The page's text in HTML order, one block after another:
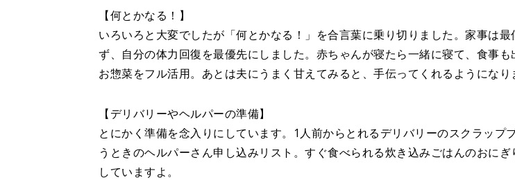
【何とかなる！】
いろいろと大変でしたが「何とかなる！」を合言葉に乗り切りました。家事は
ず、自分の体力回復を最優先にしました。赤ちゃんが寝たら一緒に寝て、食事も
お惣菜をフル活用。あとは夫にうまく甘えてみると、手伝ってくれるようになり
【デリバリーやヘルパーの準備】
とにかく準備を念入りにしています。1人前からとれるデリバリーのスクラップ
うときのヘルパーさん申し込みリスト。すぐ食べられる炊き込みごはんのおにぎ
していますよ。